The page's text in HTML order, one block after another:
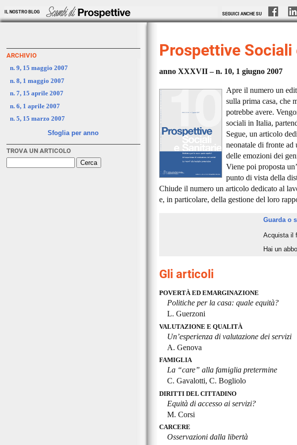
IL NOSTRO BLOG SEGUICI ANCHE SU
Prospettive Sociali
anno XXXVII – n. 10, 1 giugno 2007
Apre il numero un
sulla prima casa, che
potrebbe avere.
sociali in Italia,
Segue, un articolo
neonatale di fronte ad
delle emozioni dei
Viene poi proposta
punto di vista della
Chiude il numero un articolo dedicato al
e, in particolare, della gestione del loro
Guarda o
Acquista il
Hai un
Gli articoli
POVERTÀ ED EMARGINAZIONE
Politiche per la casa: quale equità?
L. Guerzoni
VALUTAZIONE E QUALITÀ
Un’esperienza di valutazione dei servizi
A. Genova
FAMIGLIA
La “care” alla famiglia pretermine
C. Gavalotti, C. Bogliolo
DIRITTI DEL CITTADINO
Equità di accesso ai servizi?
M. Corsi
CARCERE
Osservazioni dalla libertà
ARCHIVIO
n. 9, 15 maggio 2007
n. 8, 1 maggio 2007
n. 7, 15 aprile 2007
n. 6, 1 aprile 2007
n. 5, 15 marzo 2007
Sfoglia per anno
TROVA UN ARTICOLO